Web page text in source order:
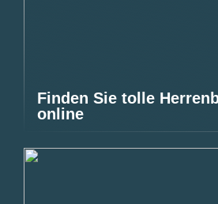
Finden Sie tolle
online